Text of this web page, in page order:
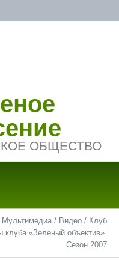
ОБЩЕСТВО
Мультимедиа / Видео / Клуб
клуба «Зеленый объектив».
Сезон 2007